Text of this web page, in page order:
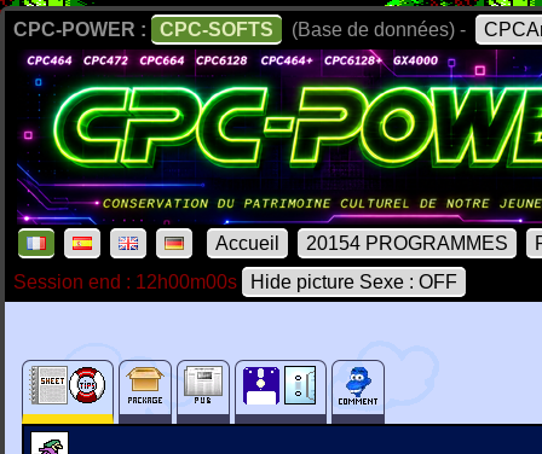
CPC-POWER : CPC-SOFTS (Base de données) -
Accueil 20154 PROGRAMMES
Session end : 12h00m00s
Hide picture Sexe : OFF